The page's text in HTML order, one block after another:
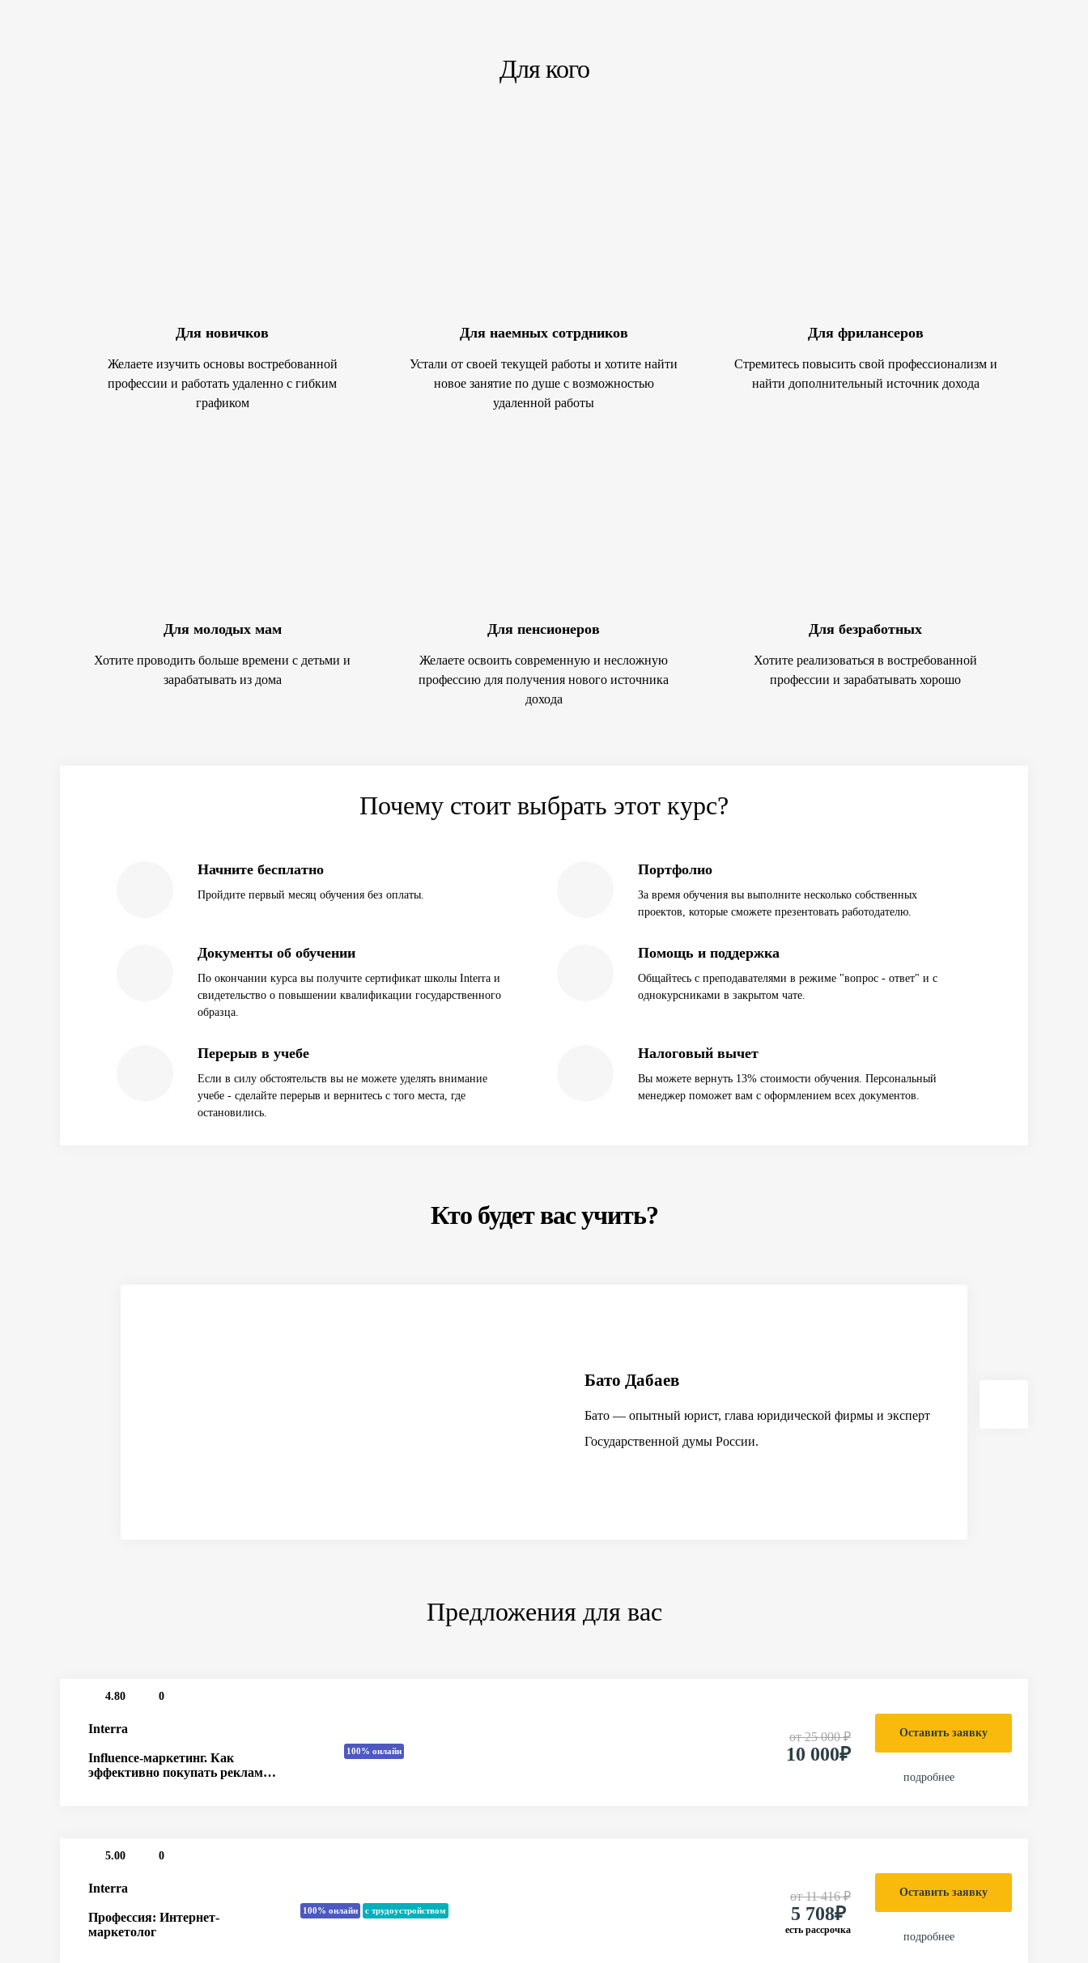
Для кого
Для новичков
Желаете изучить основы востребованной
профессии и работать удаленно с гибким
графиком
Для наемных сотрдников
Устали от своей текущей работы и хотите найти
новое занятие по душе с возможностью
удаленной работы
Для фрилансеров
Стремитесь повысить свой профессионализм и
найти дополнительный источник дохода
Для молодых мам
Хотите проводить больше времени с детьми и
зарабатывать из дома
Для пенсионеров
Желаете освоить современную и несложную
профессию для получения нового источника
дохода
Для безработных
Хотите реализоваться в востребованной
профессии и зарабатывать хорошо
Почему стоит выбрать этот курс?
Начните бесплатно
Пройдите первый месяц обучения без оплаты.
Портфолио
За время обучения вы выполните несколько собственных
проектов, которые сможете презентовать работодателю.
Документы об обучении
По окончании курса вы получите сертификат школы Interra и
свидетельство о повышении квалификации государственного
образца.
Помощь и поддержка
Общайтесь с преподавателями в режиме "вопрос - ответ" и с
однокурсниками в закрытом чате.
Перерыв в учебе
Если в силу обстоятельств вы не можете уделять внимание
учебе - сделайте перерыв и вернитесь с того места, где
остановились.
Налоговый вычет
Вы можете вернуть 13% стоимости обучения. Персональный
менеджер поможет вам с оформлением всех документов.
Кто будет вас учить?
Бато Дабаев
Бато — опытный юрист, глава юридической фирмы и эксперт
Государственной думы России.
Максим Колгин
Юлия Орещенко
Юлия — профессионал в области управления персоналом,
имеющая сертификацию карьерного коуча.
Предложения для вас
4.80 0
Interra
Influence-маркетинг. Как
эффективно покупать рекламу у
100% онлайн
от25 000 ₽
10 000₽
Оставить заявку
подробнее
5.00 0
Interra
Профессия: Интернет-
маркетолог
100% онлайн с трудоустройством
от11 416 ₽
5 708₽
есть рассрочка
Оставить заявку
подробнее